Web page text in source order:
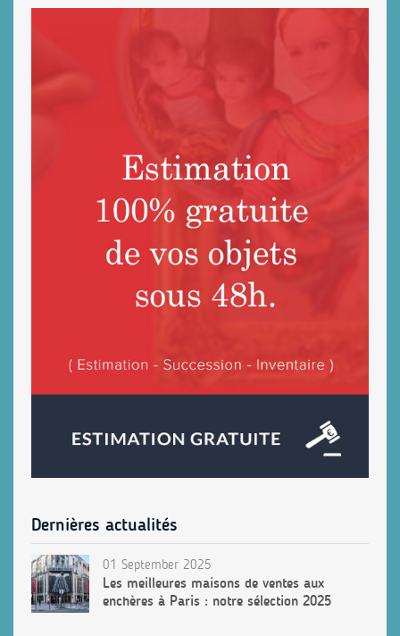
Dernières actualités
01 September 2025
Les meilleures maisons de ventes aux
enchères à Paris : notre sélection 2025